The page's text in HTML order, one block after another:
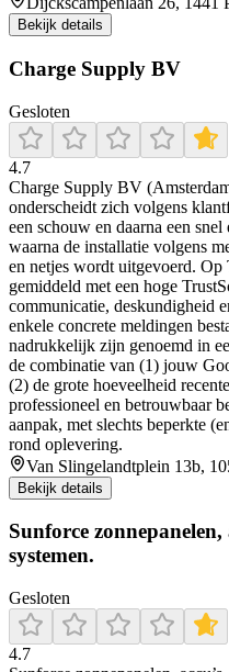
Bekijk details
Charge Supply BV
Gesloten
4.7
Charge Supply BV
onderscheidt zich volgens
een schouw en daarna een
waarna de installatie volgens
en netjes wordt uitgevoerd.
gemiddeld met een hoge
communicatie, deskundigheid
enkele concrete meldingen
na­drukkelijk zijn genoemd in
de combinatie van (1) jouw
(2) de grote hoeveelheid
professioneel en betrouwbaar
aanpak, met slechts beperkte
rond oplevering.
Van Slingelandtplein 13b,
Bekijk details
Sunforce
systemen.
Gesloten
4.7